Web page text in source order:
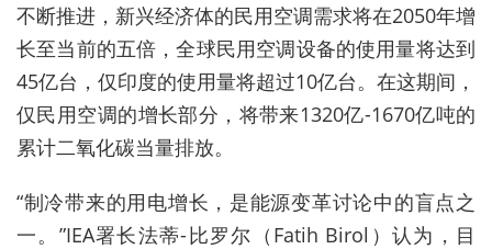
不断推进，新兴经济体的民用空调需求将在2050年增
长至当前的五倍，全球民用空调设备的使用量将达到
45亿台，仅印度的使用量将超过10亿台。在这期间，
仅民用空调的增长部分，将带来1320亿-1670亿吨的
累计二氧化碳当量排放。
“制冷带来的用电增长，是能源变革讨论中的盲点之
一。”IEA署长法蒂-比罗尔（Fatih Birol）认为，目